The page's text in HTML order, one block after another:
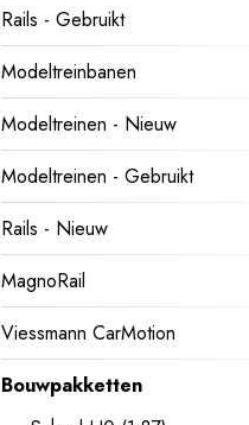
Rails - Gebruikt
Modeltreinbanen
Modeltreinen - Nieuw
Modeltreinen - Gebruikt
Rails - Nieuw
MagnoRail
Viessmann CarMotion
Bouwpakketten